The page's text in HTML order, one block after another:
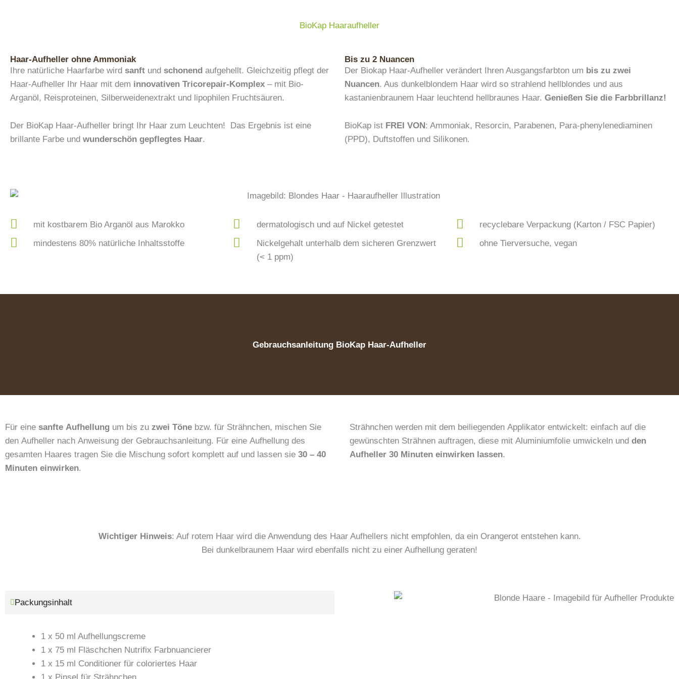
BioKap Haaraufheller
Haar-Aufheller ohne Ammoniak
Ihre natürliche Haarfarbe wird sanft und schonend aufgehellt. Gleichzeitig pflegt der
Haar-Aufheller Ihr Haar mit dem innovativen Tricorepair-Komplex – mit Bio-
Arganöl, Reisproteinen, Silberweidenextrakt und lipophilen Fruchtsäuren.
Der BioKap Haar-Aufheller bringt Ihr Haar zum Leuchten! Das Ergebnis ist eine
brillante Farbe und wunderschön gepflegtes Haar.
Bis zu 2 Nuancen
Der Biokap Haar-Aufheller verändert Ihren Ausgangsfarbton um bis zu zwei
Nuancen. Aus dunkelblondem Haar wird so strahlend hellblondes und aus
kastanienbraunem Haar leuchtend hellbraunes Haar. Genießen Sie die Farbbrillanz!
BioKap ist FREI VON: Ammoniak, Resorcin, Parabenen, Para-phenylenediaminen
(PPD), Duftstoffen und Silikonen.
mit kostbarem Bio Arganöl aus Marokko
mindestens 80% natürliche Inhaltsstoffe
dermatologisch und auf Nickel getestet
Nickelgehalt unterhalb dem sicheren Grenzwert
(< 1 ppm)
recyclebare Verpackung (Karton / FSC Papier)
ohne Tierversuche, vegan
Gebrauchsanleitung BioKap Haar-Aufheller
Für eine sanfte Aufhellung um bis zu zwei Töne bzw. für Strähnchen, mischen Sie
den Aufheller nach Anweisung der Gebrauchsanleitung. Für eine Aufhellung des
gesamten Haares tragen Sie die Mischung sofort komplett auf und lassen sie 30 – 40
Minuten einwirken.
Strähnchen werden mit dem beiliegenden Applikator entwickelt: einfach auf die
gewünschten Strähnen auftragen, diese mit Aluminiumfolie umwickeln und den
Aufheller 30 Minuten einwirken lassen.
Wichtiger Hinweis: Auf rotem Haar wird die Anwendung des Haar Aufhellers nicht empfohlen, da ein Orangerot entstehen kann.
Bei dunkelbraunem Haar wird ebenfalls nicht zu einer Aufhellung geraten!
Packungsinhalt
1 x 50 ml Aufhellungscreme
1 x 75 ml Fläschchen Nutrifix Farbnuancierer
1 x 15 ml Conditioner für coloriertes Haar